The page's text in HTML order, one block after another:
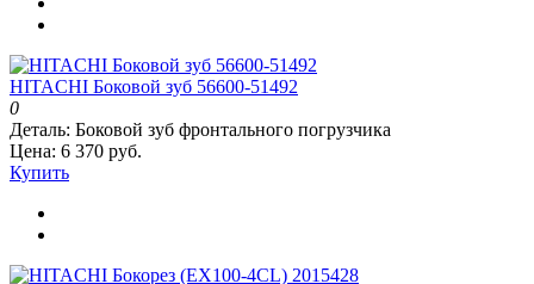
HITACHI Боковой зуб 56600-51492
0
Деталь: Боковой зуб фронтального погрузчика
Цена: 6 370 руб.
Купить